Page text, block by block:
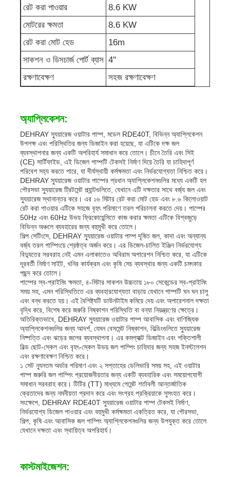
শব্দরোধী জেনারেটর সেট
বাড়ির ব্যবহারের জন্য জেনারেটর
ক্যানোপি জেনারেটর সেট
নিম্ন শব্দ জেনারেটর
জেনারেটর রক্ষণাবেক্ষণ
ঢালাই জেনারেটর সেট
জেনারেটর ডিজেল ইঞ্জিন
নিকাশী জল পাম্প
রেট করা পাওয়ার
8.6 KW
মোটরের ক্ষমতা
8.6 KW
রেট করা মোট হেড
16m
সাকশন ও ডিসচার্জ পোর্ট ব্যাস 4''
রক্ষণাবেক্ষণ
সহজ রক্ষণাবেক্ষণ
অ্যাপ্লিকেশন:
DEHRAY স্যুয়ারেজ ওয়াটার পাম্প, মডেল RDE40T, বিভিন্ন অ্যাপ্লিকেশন
উপলক্ষ এবং পরিস্থিতির জন্য ডিজাইন করা হয়েছে, যা এটিকে দক্ষ জল
ব্যবস্থাপনার জন্য একটি অপরিহার্য সমাধান করে তোলে। চীনে তৈরি এবং সিই
(CE) সার্টিফাইড, এই ডিজেল পাম্পটি টেকসই নির্মাণ দিয়ে তৈরি যা চাহিদাপূর্ণ
পরিবেশ সহ্য করতে পারে, যা দীর্ঘস্থায়ী কর্মক্ষমতা এবং নির্ভরযোগ্যতা নিশ্চিত করে।
DEHRAY স্যুয়ারেজ ওয়াটার পাম্পের প্রধান অ্যাপ্লিকেশনগুলির মধ্যে একটি হল
পৌরসভা স্যুয়ারেজ ট্রিটমেন্ট প্ল্যান্টগুলিতে, যেখানে এটি দক্ষতার সাথে বর্জ্য জল এবং
স্যুয়ারেজ স্থানান্তর করে। এর ১৬ মিটার রেট করা মোট হেড এবং ৮.৬ কিলোওয়াট
রেট করা পাওয়ার এটিকে সহজে বৃহৎ পরিমাণে তরল পরিচালনা করতে দেয়। পাম্পের
50Hz এবং 60Hz উভয় ফ্রিকোয়েন্সিতে কাজ করার ক্ষমতা এটিকে বিশ্বজুড়ে
বিভিন্ন অঞ্চলে ব্যবহারের জন্য বহুমুখী করে তোলে।
শিল্প সেটিংসে, DEHRAY স্যুয়ারেজ ওয়াটার পাম্প দূষিত জল, কাদা এবং অন্যান্য
বর্জ্য তরল পাম্পিংয়ে শ্রেষ্ঠত্ব অর্জন করে। এর ডিজেল-চালিত ইঞ্জিন নির্ভরযোগ্য
বিদ্যুতের সরবরাহ নেই এমন এলাকাতেও অবিরাম অপারেশন নিশ্চিত করে, যা এটিকে
দূরবর্তী নির্মাণ সাইট, খনির কার্যক্রম এবং কৃষি সেচ ব্যবস্থার জন্য একটি চমৎকার
পছন্দ করে তোলে।
পাম্পের স্ব-প্রাইমিং ক্ষমতা, ৪-মিটার সাকশন উচ্চতায় ১৮০ সেকেন্ডের স্ব-প্রাইমিং
সময় সহ, এমন পরিস্থিতিতে এর ব্যবহারযোগ্যতা বাড়ায় যেখানে পাম্পটি ঘন ঘন চালু
এবং বন্ধ করতে হয়। এই বৈশিষ্ট্যটি ডাউনটাইম কমিয়ে দেয় এবং অপারেশনাল দক্ষতা
বৃদ্ধি করে, বিশেষ করে জরুরি নিষ্কাশন পরিস্থিতি বা বন্যা নিয়ন্ত্রণের ক্ষেত্রে।
অতিরিক্তভাবে, DEHRAY স্যুয়ারেজ ওয়াটার পাম্প আবাসিক এবং বাণিজ্যিক
অ্যাপ্লিকেশনগুলির জন্য আদর্শ, যেমন বেসমেন্ট নিষ্কাশন, বিল্ডিংগুলিতে স্যুয়ারেজ
নিষ্পত্তি এবং ঝড়ের জলের ব্যবস্থাপনা। এর কমপ্যাক্ট ডিজাইন এবং শক্তিশালী
বিল্ড ছোট-স্কেল এবং বৃহৎ-স্কেল উভয় জল পাম্পিং চাহিদার জন্য সহজ ইনস্টলেশন
এবং রক্ষণাবেক্ষণ নিশ্চিত করে।
১ সেট ন্যূনতম অর্ডার পরিমাণ এবং ২ সপ্তাহের ডেলিভারি সময় সহ, এই ওয়াটার
পাম্প জরুরি জল পাম্পিং প্রয়োজনীয়তার জন্য একটি ব্যবহারিক এবং সময়োপযোগী
সমাধান সরবরাহ করে। টিটির (TT) মাধ্যমে পেমেন্ট শর্তাবলী আন্তর্জাতিক
ক্রেতাদের জন্য নমনীয়তা প্রদান করে এবং সংগ্রহ প্রক্রিয়াকে সুসংহত করে।
সংক্ষেপে, DEHRAY RDE40T স্যুয়ারেজ ওয়াটার পাম্প টেকসই নির্মাণ,
নির্ভরযোগ্য ডিজেল পাওয়ার এবং বহুমুখী কর্মক্ষমতা একত্রিত করে, যা পৌরসভা,
শিল্প, কৃষি এবং আবাসিক জল পাম্পিং অ্যাপ্লিকেশনগুলির জন্য উপযুক্ত করে তোলে
যেখানে দক্ষতা এবং স্থায়িত্ব অপরিহার্য।
কাস্টমাইজেশন: